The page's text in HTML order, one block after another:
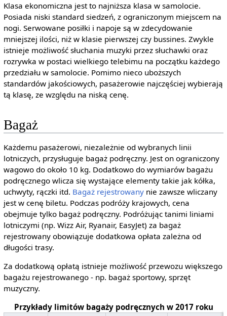
Klasa ekonomiczna jest to najniższa klasa w samolocie.
Posiada niski standard siedzeń, z ograniczonym miejscem na
nogi. Serwowane posiłki i napoje są w zdecydowanie
mniejszej ilości, niż w klasie pierwszej czy bussines. Zwykle
istnieje możliwość słuchania muzyki przez słuchawki oraz
rozrywka w postaci wielkiego telebimu na początku każdego
przedziału w samolocie. Pomimo nieco uboższych
standardów jakościowych, pasażerowie najczęściej wybierają
tą klasę, ze względu na niską cenę.
Bagaż
Każdemu pasażerowi, niezależnie od wybranych linii
lotniczych, przysługuje bagaż podręczny. Jest on ograniczony
wagowo do około 10 kg. Dodatkowo do wymiarów bagażu
podręcznego wlicza się wystające elementy takie jak kółka,
uchwyty, rączki itd. Bagaż rejestrowanynie zawsze wliczany
jest w cenę biletu. Podczas podróży krajowych, cena
obejmuje tylko bagaż podręczny. Podróżując tanimi liniami
lotniczymi (np. Wizz Air, Ryanair, EasyJet) za bagaż
rejestrowany obowiązuje dodatkowa opłata zależna od
długości trasy.
Za dodatkową opłatą istnieje możliwość przewozu większego
bagażu rejestrowanego - np. bagaż sportowy, sprzęt
muzyczny.
Przykłady limitów bagaży podręcznych w 2017 roku